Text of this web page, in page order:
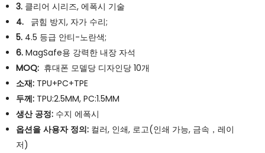
3. 클리어 시리즈, 에폭시 기술
4.
긁힘 방지, 자가 수리;
5. 4.5 등급 안티-노란색;
6. MagSafe용 강력한 내장 자석
MOQ: 휴대폰 모델당 디자인당 10개
소재: TPU+PC+TPE
두께: TPU:2.5MM, PC:1.5MM
생산 공정: 수지 에폭시
옵션을 사용자 정의: 컬러, 인쇄, 로고(인쇄 가능, 금속，레이
저)